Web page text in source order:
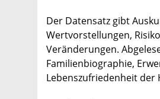
Der Datensatz gibt
Wertvorstellungen,
Veränderungen.
Familienbiographie,
Lebenszufriedenheit der